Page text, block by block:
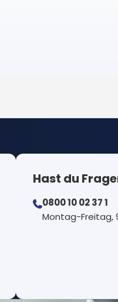
Hast du
0800 10 02 37 1
⁠Montag-Freitag,